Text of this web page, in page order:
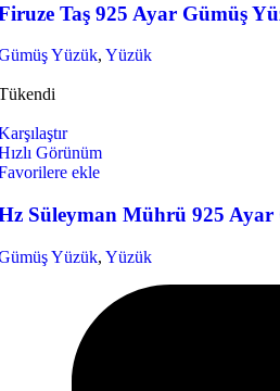
Taş 925 Ayar Gümüş
Yüzük, Yüzük
Görünüm
ekle
Süleyman Mührü 925 Ayar
Yüzük, Yüzük